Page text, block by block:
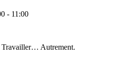
- 11:00
Autrement.